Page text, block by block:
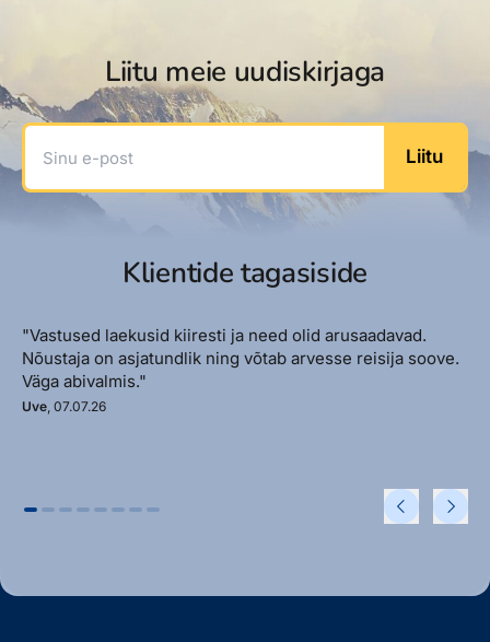
Liitu meie uudiskirjaga
Sinu e-post
Liitu
Klientide tagasiside
"Vastused laekusid kiiresti ja need olid arusaadavad.
Nõustaja on asjatundlik ning võtab arvesse reisija soove.
Väga abivalmis."
Uve , 07.07.26